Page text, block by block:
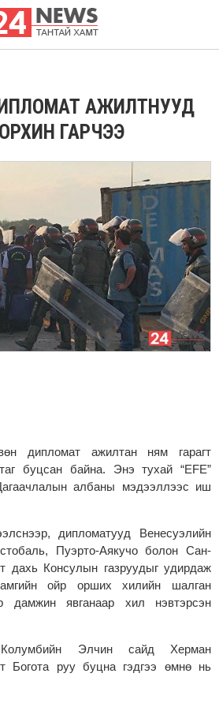
АЖИЛТНУУД
ГАРЧЭЭ
дипломат ажилтан ням гарагт
буцсан байна. Энэ тухай “EFE”
албаны мэдээллээс иш
дипломатууд Венесуэлийн
Пуэрто-Аякучо болон Сан-
дахь Консулын газруудыг удирдаж
ойр орших хилийн шалган
дамжин явганаар хил нэвтэрсэн
Элчин сайд Херман
Богота руу буцна гэдгээ өмнө нь